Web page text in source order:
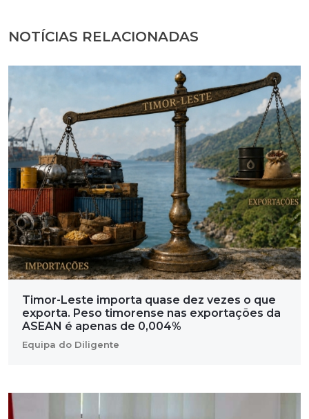
NOTÍCIAS RELACIONADAS
Timor-Leste importa quase dez vezes o que
exporta. Peso timorense nas exportações da
ASEAN é apenas de 0,004%
Equipa do Diligente